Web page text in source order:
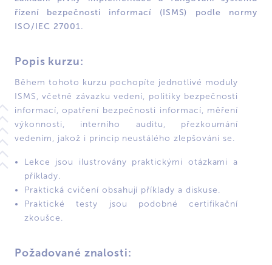
řízení bezpečnosti informací (ISMS) podle normy
ISO/IEC 27001.
Popis kurzu:
Během tohoto kurzu pochopíte jednotlivé moduly
ISMS, včetně závazku vedení, politiky bezpečnosti
informací, opatření bezpečnosti informací, měření
výkonnosti, interního auditu, přezkoumání
vedením, jakož i princip neustálého zlepšování se.
Lekce jsou ilustrovány praktickými otázkami a
příklady.
Praktická cvičení obsahují příklady a diskuse.
Praktické testy jsou podobné certifikační
zkoušce.
Požadované znalosti: